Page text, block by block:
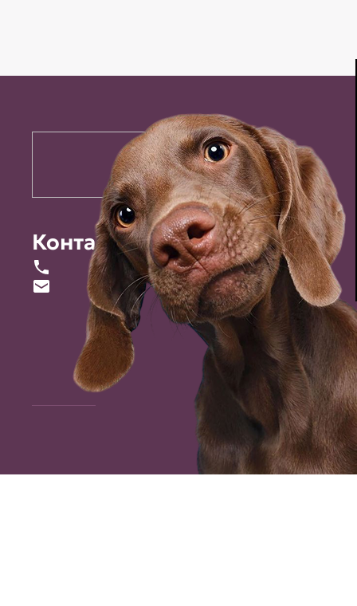
Контакты